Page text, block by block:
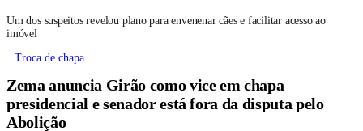
Um dos suspeitos revelou plano para envenenar cães e facilitar acesso ao
imóvel
Troca de chapa
Zema anuncia Girão como vice em chapa
presidencial e senador está fora da disputa pelo
Abolição